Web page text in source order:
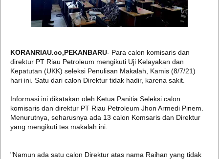
KORANRIAU.co,PEKANBARU- Para calon komisaris dan
direktur PT Riau Petroleum mengikuti Uji Kelayakan dan
Kepatutan (UKK) seleksi Penulisan Makalah, Kamis (8/7/21)
hari ini. Satu dari calon Direktur tidak hadir, karena sakit.
Informasi ini dikatakan oleh Ketua Panitia Seleksi calon
komisaris dan direktur PT Riau Petroleum Jhon Armedi Pinem.
Menurutnya, seharusnya ada 13 calon Komsaris dan Direktur
yang mengikuti tes makalah ini.
"Namun ada satu calon Direktur atas nama Raihan yang tidak